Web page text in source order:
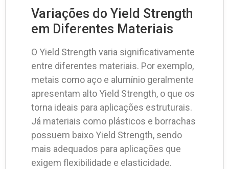
Variações do Yield Strength
em Diferentes Materiais
O Yield Strength varia significativamente
entre diferentes materiais. Por exemplo,
metais como aço e alumínio geralmente
apresentam alto Yield Strength, o que os
torna ideais para aplicações estruturais.
Já materiais como plásticos e borrachas
possuem baixo Yield Strength, sendo
mais adequados para aplicações que
exigem flexibilidade e elasticidade.